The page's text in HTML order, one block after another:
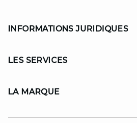
INFORMATIONS JURIDIQUES
LES SERVICES
LA MARQUE